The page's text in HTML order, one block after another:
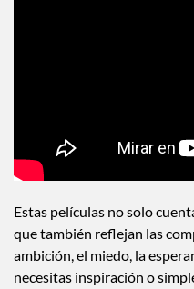
Estas películas no solo
que también reflejan las
ambición, el miedo, la
necesitas inspiración o